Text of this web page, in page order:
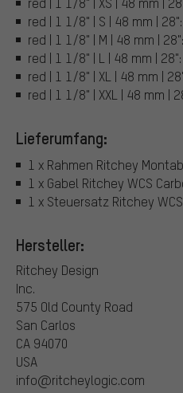
red | 1 1/8" | S | 48 mm |
red | 1 1/8" | M | 48 mm |
red | 1 1/8" | L | 48 mm |
red | 1 1/8" | XL | 48 mm |
red | 1 1/8" | XXL | 48 mm |
Lieferumfang:
1 x Rahmen Ritchey
1 x Gabel Ritchey WCS
1 x Steuersatz Ritchey
Hersteller:
Ritchey Design
Inc.
575 Old County Road
San Carlos
CA 94070
USA
info@ritcheylogic.com